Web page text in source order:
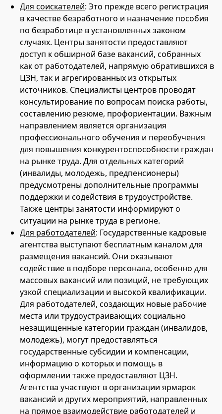
Для соискателей: Это прежде всего регистрация
в качестве безработного и назначение пособия
по безработице в установленных законом
случаях. Центры занятости предоставляют
доступ к обширной базе вакансий, собранных
как от работодателей, напрямую обратившихся в
ЦЗН, так и агрегированных из открытых
источников. Специалисты центров проводят
консультирование по вопросам поиска работы,
составлению резюме, профориентации. Важным
направлением является организация
профессионального обучения и переобучения
для повышения конкурентоспособности граждан
на рынке труда. Для отдельных категорий
(инвалиды, молодежь, предпенсионеры)
предусмотрены дополнительные программы
поддержки и содействия в трудоустройстве.
Также центры занятости информируют о
ситуации на рынке труда в регионе.
Для работодателей: Государственные кадровые
агентства выступают бесплатным каналом для
размещения вакансий. Они оказывают
содействие в подборе персонала, особенно для
массовых вакансий или позиций, не требующих
узкой специализации и высокой квалификации.
Для работодателей, создающих новые рабочие
места или трудоустраивающих социально
незащищенные категории граждан (инвалидов,
молодежь), могут предоставляться
государственные субсидии и компенсации,
информацию о которых и помощь в
оформлении также предоставляют ЦЗН.
Агентства участвуют в организации ярмарок
вакансий и других мероприятий, направленных
на прямое взаимодействие работодателей и